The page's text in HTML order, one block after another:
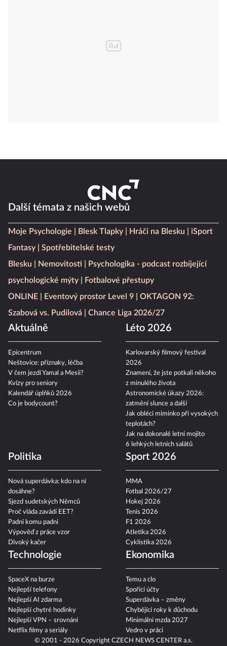
© 2001 - 2026 Copyright CZECH NEWS CENTER a.s.
Další témata z našich webů
Moje Psychologie Blesk Tlapky Hráči na Blesku
iSport
Fantasy
Spotřebitelské testy
Blesku
Nemovitosti
Psychologika - podcast rozbíjející
psychologické mýty
Fotbalové přestupy
ONLINE
Eventový prostor Level 9
OKTAGON 92:
Szabová vs. Pudilová
Chance Liga 2026/27
Aktuálně
Epicentrum
Neštovice: příznaky, léčba
V čem jezdí Yamal a Mesii?
Kvízy pro seniory
Kalendář úplňků 2026
Co je bodycount?
Léto 2026
Karlovarský filmový festival
2026
Znamení, že jste potkali někoho
z minulého života
Astronomické úkazy 2026:
zatmění slunce a další
Jak obléci miminko při vysokých
teplotách?
Jak na dokonalé letní mojito
6 lehkých letních salátů
Politika
Nová superdávka: kdo na ní
dosáhne?
Sjezd sudetských Němců
Proč vláda zavádí EET?
Padni komu padni
Výpověď z práce vzor
Divoký kačer
Sport 2026
MMA
Fotbal 2026/27
Hokej 2026
Tenis 2026
F1 2026
Atletika 2026
Cyklistika 2026
Technologie
SpaceX na burze
Nejlepší telefony
Nejlepší AI zdarma
Nejlepší chytré hodinky
Nejlepší VPN – srovnání
Netflix filmy a seriály
Ekonomika
Temu a clo
Spořicí účty
Superdávka – změny
Chybějící roky k důchodu
Minimální mzda 2027
Vedro v práci